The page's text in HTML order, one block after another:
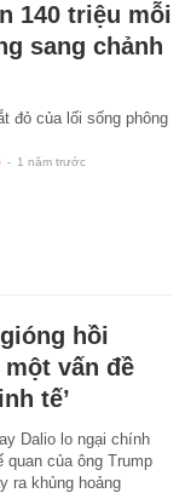
140 triệu mỗi
sang chảnh
đỏ của lối sống phông
- 1 năm trước
hồi
vấn đề
tế’
Dalio lo ngại chính
quan của ông Trump
ra khủng hoảng